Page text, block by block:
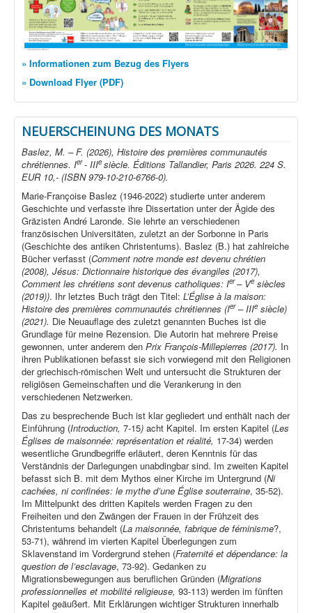
» Informationen zum Bezug des Flyers
» Download Flyer (PDF)
NEUERSCHEINUNG DES MONATS
Baslez, M. – F. (2026), Histoire des premières communautés
chrétiennes. Ier- IIIe siècle. Éditions Tallandier, Paris 2026. 224 S.
EUR 10,- (ISBN 979-10-210-6766-0).
Marie-Françoise Baslez (1946-2022) studierte unter anderem
Geschichte und verfasste ihre Dissertation unter der Ägide des
Gräzisten André Laronde. Sie lehrte an verschiedenen
französischen Universitäten, zuletzt an der Sorbonne in Paris
(Geschichte des antiken Christentums). Baslez (B.) hat zahlreiche
Bücher verfasst (Comment notre monde est devenu chrétien
(2008), Jésus: Dictionnaire historique des évangiles (2017),
Comment les chrétiens sont devenus catholiques: Ier– Ve siècles
(2019)). Ihr letztes Buch trägt den Titel: L’Église à la maison:
Histoire des premières communautés chrétiennes (Ier– IIIe siècle)
(2021). Die Neuauflage des zuletzt genannten Buches ist die
Grundlage für meine Rezension. Die Autorin hat mehrere Preise
gewonnen, unter anderem den Prix François-Millepierres (2017). In
ihren Publikationen befasst sie sich vorwiegend mit den Religionen
der griechisch-römischen Welt und untersucht die Strukturen der
religiösen Gemeinschaften und die Verankerung in den
verschiedenen Netzwerken.
Das zu besprechende Buch ist klar gegliedert und enthält nach der
Einführung (Introduction, 7-15) acht Kapitel. Im ersten Kapitel (Les
Églises de maisonnée: représentation et réalité, 17-34) werden
wesentliche Grundbegriffe erläutert, deren Kenntnis für das
Verständnis der Darlegungen unabdingbar sind. Im zweiten Kapitel
befasst sich B. mit dem Mythos einer Kirche im Untergrund (Ni
cachées, ni confinées: le mythe d’une Église souterraine, 35-52).
Im Mittelpunkt des dritten Kapitels werden Fragen zu den
Freiheiten und den Zwängen der Frauen in der Frühzeit des
Christentums behandelt (La maisonnée, fabrique de féminisme?,
53-71), während im vierten Kapitel Überlegungen zum
Sklavenstand im Vordergrund stehen (Fraternité et dépendance: la
question de l’esclavage, 73-92). Gedanken zu
Migrationsbewegungen aus beruflichen Gründen (Migrations
professionnelles et mobilité religieuse, 93-113) werden im fünften
Kapitel geäußert. Mit Erklärungen wichtiger Strukturen innerhalb